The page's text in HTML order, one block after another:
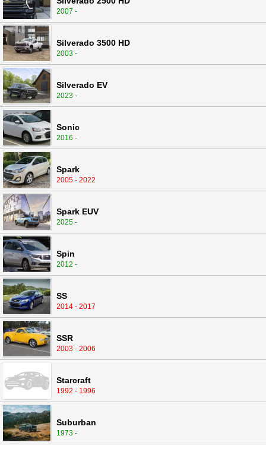
2007 -
Silverado 3500 HD
2003 -
Silverado EV
2023 -
Sonic
2016 -
Spark
2005 - 2022
Spark EUV
2025 -
Spin
2012 -
SS
2014 - 2017
SSR
2003 - 2006
Starcraft
1992 - 1996
Suburban
1973 -